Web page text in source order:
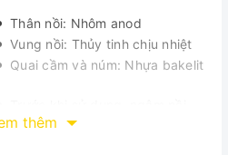
Thân nồi: Nhôm anod
Vung nồi: Thủy tinh chịu nhiệt
Quai cầm và núm: Nhựa bakelit
vào nước ấm có pha chút nước
thêm